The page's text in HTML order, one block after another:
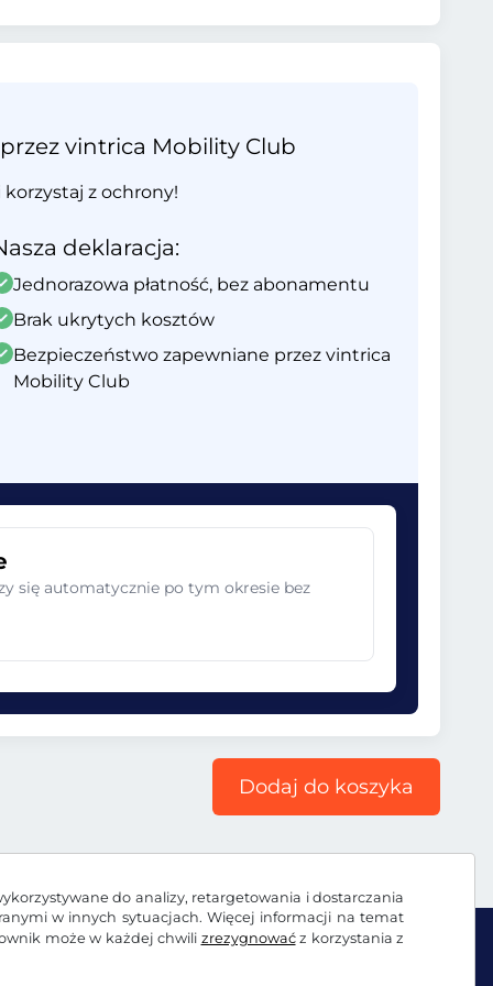
do analizy, retargetowania i dostarczania
w innych sytuacjach. Więcej informacji na temat
może w każdej chwili zrezygnowaćz korzystania z
vintrica Mobility Club
z ochrony!
deklaracja:
Jednorazowa płatność, bez abonamentu
Brak ukrytych kosztów
Bezpieczeństwo zapewniane przez vintrica
Mobility Club
się automatycznie po tym okresie bez
Dodaj do koszyka